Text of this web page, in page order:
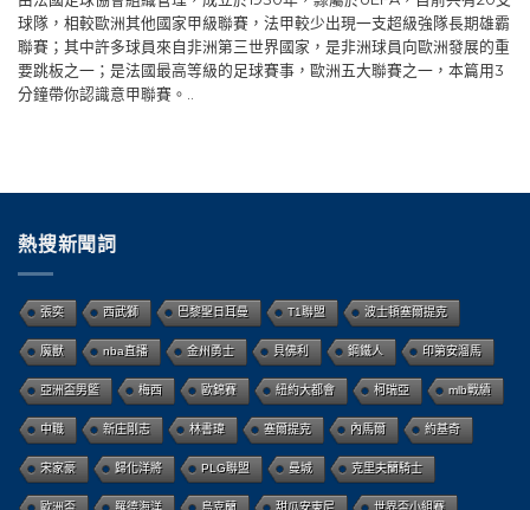
由法國足球協會組織管理，成立於1930年，隸屬於UEFA，目前共有20支
球隊，相較歐洲其他國家甲級聯賽，法甲較少出現一支超級強隊長期雄霸
聯賽；其中許多球員來自非洲第三世界國家，是非洲球員向歐洲發展的重
要跳板之一；是法國最高等級的足球賽事，歐洲五大聯賽之一，本篇用3
分鐘帶你認識意甲聯賽。..
熱搜新聞詞
張奕 西武獅 巴黎聖日耳曼 T1聯盟 波士頓塞爾提克
魔獸 nba直播 金州勇士 貝佛利 鋼鐵人 印第安溜馬
亞洲盃男籃 梅西 歐錦賽 紐約大都會 柯瑞亞 mlb戰績
中職 新庄剛志 林書瑋 塞爾提克 內馬爾 約基奇
宋家豪 歸化洋將 PLG聯盟 曼城 克里夫蘭騎士